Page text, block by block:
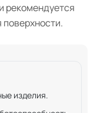
рекомендуется
изделия.